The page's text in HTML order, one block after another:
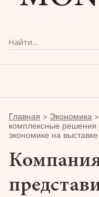
Главная > Экономика >
комплексные решения
экономике на